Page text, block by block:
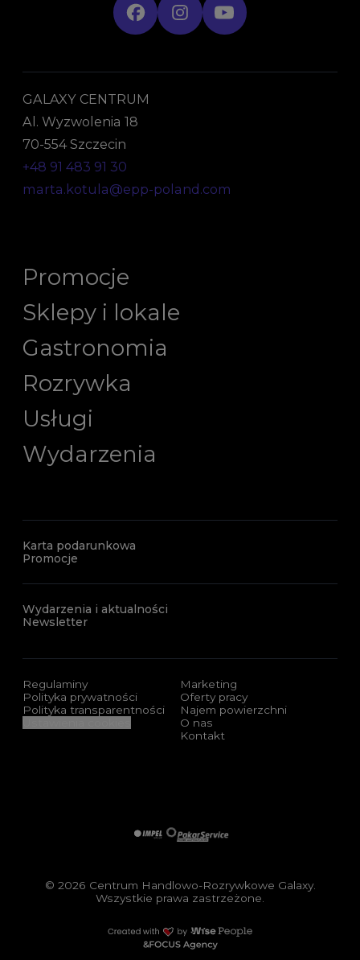
GALAXY CENTRUM
Al. Wyzwolenia 18
70-554 Szczecin
+48 91 483 91 30
marta.kotula@epp-poland.com
Promocje
Sklepy i lokale
Gastronomia
Rozrywka
Usługi
Wydarzenia
Karta podarunkowa
Promocje
Wydarzenia i aktualności
Newsletter
Regulaminy
Polityka prywatności
Polityka transparentności
Marketing
Oferty pracy
Najem powierzchni
O nas
Kontakt
© 2026 Centrum Handlowo-Rozrywkowe Galaxy.
Wszystkie prawa zastrzeżone.